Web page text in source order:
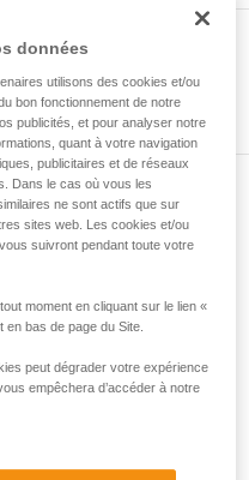
technique pour
nécessite une
spécifique. Validez
capacité à refaire
toute sécurité, avant
de techniques
données
utilisons des cookies et/ou
bon fonctionnement de notre
publicités, et pour analyser notre
quant à votre navigation
publicitaires et de réseaux
Dans le cas où vous les
ne sont actifs que sur
sites web. Les cookies et/ou
suivront pendant toute votre
moment en cliquant sur le lien «
en bas de page du Site.
peut dégrader votre expérience
empêchera d’accéder à notre